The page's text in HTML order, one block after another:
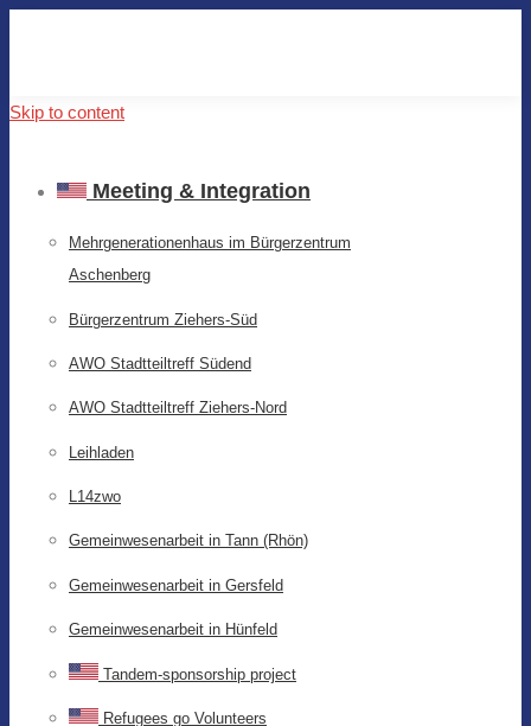
Skip to content
Meeting & Integration
Mehrgenerationenhaus im Bürgerzentrum
Aschenberg
Bürgerzentrum Ziehers-Süd
AWO Stadtteiltreff Südend
AWO Stadtteiltreff Ziehers-Nord
Leihladen
L14zwo
Gemeinwesenarbeit in Tann (Rhön)
Gemeinwesenarbeit in Gersfeld
Gemeinwesenarbeit in Hünfeld
Tandem-sponsorship project
Refugees go Volunteers